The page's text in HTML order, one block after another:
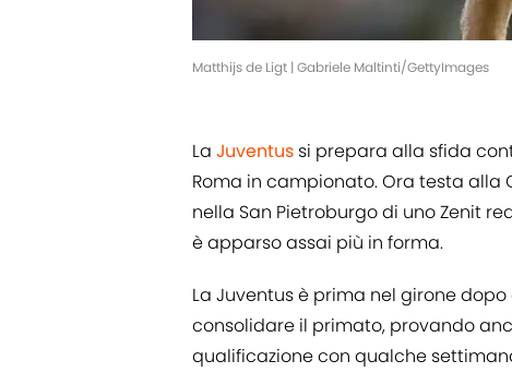
Matthijs de Ligt | Gabriele Maltinti/GettyImages
La Juventus si prepara alla sfida
Roma in campionato. Ora testa alla
nella San Pietroburgodi uno Zenit
è apparso assai più in forma.
La Juventus è prima nel girone
consolidare il primato, provando
qualificazione con qualche